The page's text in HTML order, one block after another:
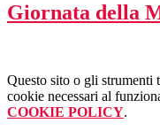
Giornata della
Questo sito o gli strumenti
cookie necessari al
COOKIE POLICY.